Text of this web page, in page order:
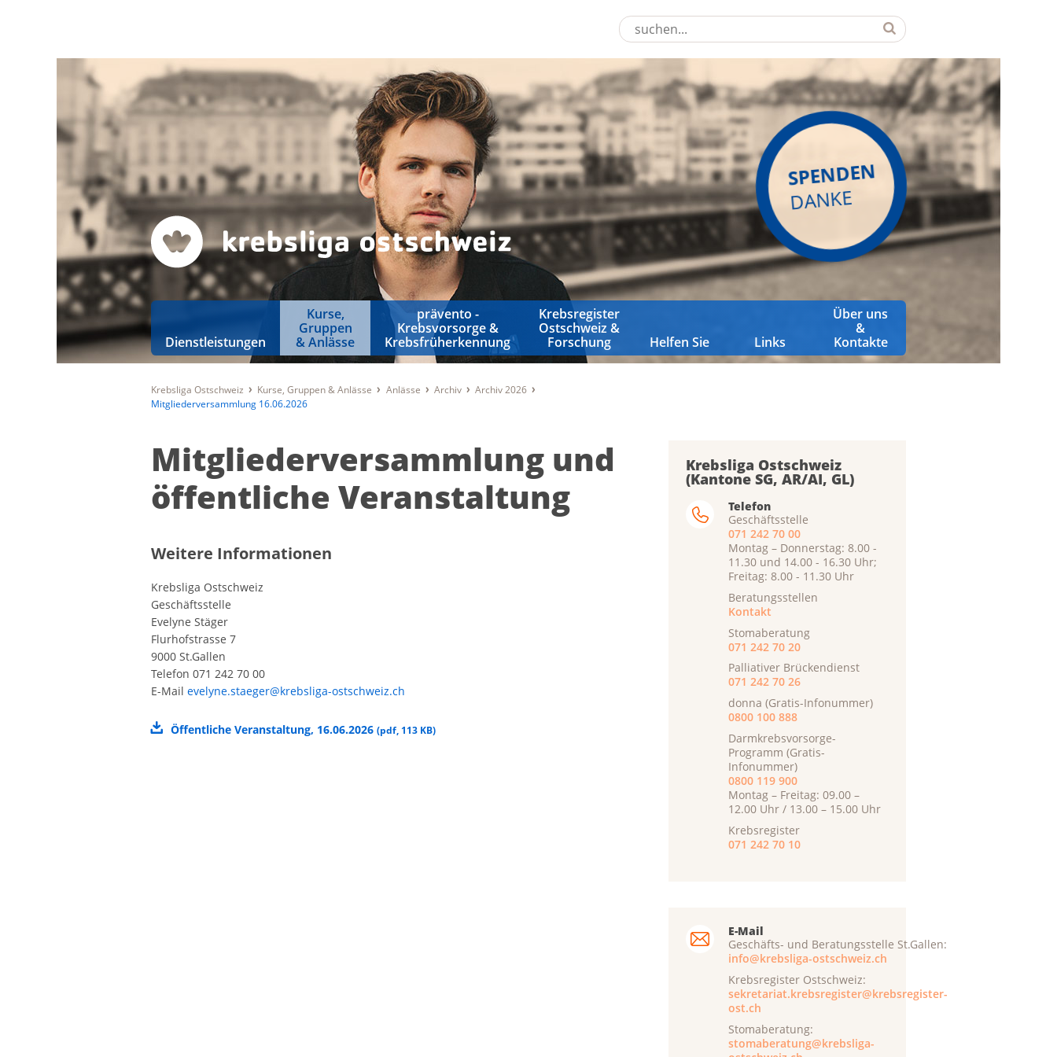
SPENDEN
DANKE
Dienstleistungen
Kurse,
Gruppen
& Anlässe
prävento -
Krebsvorsorge &
Krebsfrüherkennung
Krebsregister
Ostschweiz &
Forschung
Helfen Sie Links
Über uns
&
Kontakte
Krebsliga Ostschweiz Kurse, Gruppen & Anlässe Anlässe Archiv
Archiv 2026
Mitgliederversammlung 16.06.2026
Mitgliederversammlung und
öffentliche Veranstaltung
Weitere Informationen
Krebsliga Ostschweiz
Geschäftsstelle
Evelyne Stäger
Flurhofstrasse 7
9000 St.Gallen
Telefon 071 242 70 00
E-Mail evelyne.staeger@krebsliga-ostschweiz.ch
Öffentliche Veranstaltung, 16.06.2026 (pdf, 113 KB)
Krebsliga Ostschweiz
(Kantone SG, AR/AI, GL)
Telefon
Geschäftsstelle
071 242 70 00
Montag – Donnerstag: 8.00 -
11.30 und 14.00 - 16.30 Uhr;
Freitag: 8.00 - 11.30 Uhr
Beratungsstellen
Kontakt
Stomaberatung
071 242 70 20
Palliativer Brückendienst
071 242 70 26
donna (Gratis-Infonummer)
0800 100 888
Darmkrebsvorsorge-
Programm (Gratis-
Infonummer)
0800 119 900
Montag – Freitag: 09.00 –
12.00 Uhr / 13.00 – 15.00 Uhr
Krebsregister
071 242 70 10
E-Mail
Geschäfts- und Beratungsstelle St.Gallen:
info@krebsliga-ostschweiz.ch
Krebsregister Ostschweiz:
sekretariat.krebsregister@krebsregister-
ost.ch
Stomaberatung:
stomaberatung@krebsliga-